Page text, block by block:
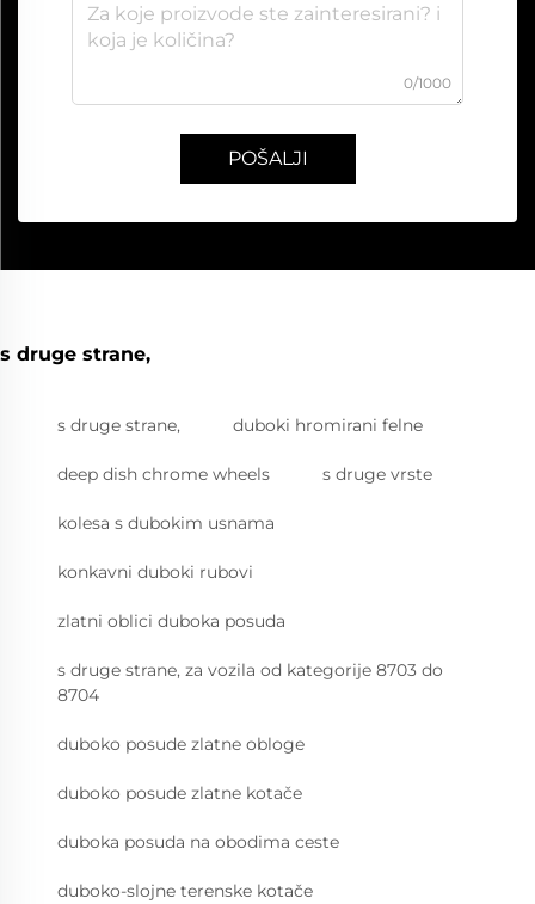
0/1000
POŠALJI
s druge strane,
s druge strane, duboki hromirani felne
deep dish chrome wheels s druge vrste
kolesa s dubokim usnama
konkavni duboki rubovi
zlatni oblici duboka posuda
s druge strane, za vozila od kategorije 8703 do
8704
duboko posude zlatne obloge
duboko posude zlatne kotače
duboka posuda na obodima ceste
duboko-slojne terenske kotače